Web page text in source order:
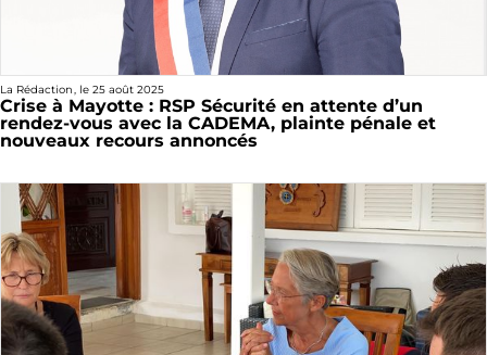
La Rédaction, le 25 août 2025
Crise à Mayotte : RSP Sécurité en attente d’un
rendez-vous avec la CADEMA, plainte pénale et
nouveaux recours annoncés